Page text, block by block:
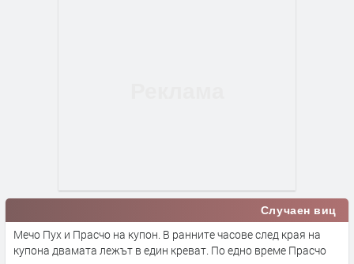
Случаен виц
Мечо Пух и Прасчо на купон. В ранните часове след края на
купона двамата лежът в един креват. По едно време Прасчо